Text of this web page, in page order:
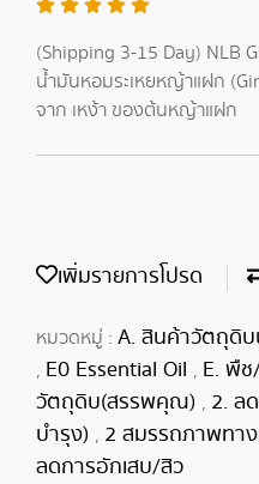
(Shipping 3-15 Day) NLB
น้ำมันหอมระเหยหญ้าแฝก
จาก เหง้า ของต้นหญ้าแฝก
เพิ่มรายการโปรด
หมวดหมู่ : A. สินค้าวัตถุดิ
, E0 Essential Oil , E. พื
วัตถุดิบ(สรรพคุณ) , 2. ล
บำรุง) , 2 สมรรถภาพทา
ลดการอักเสบ/สิว